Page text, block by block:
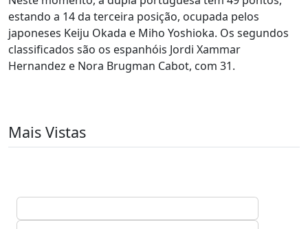
estando a 14 da terceira posição, ocupada pelos
japoneses Keiju Okada e Miho Yoshioka. Os segundos
classificados são os espanhóis Jordi Xammar
Hernandez e Nora Brugman Cabot, com 31.
Mais Vistas